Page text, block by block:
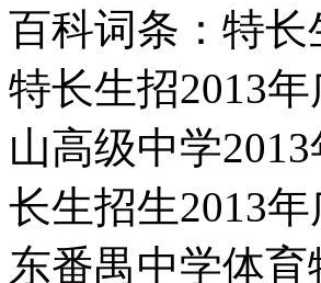
百科词条： 特长
特长生招2013
山高级中学
长生招生2013
东番禺中学体